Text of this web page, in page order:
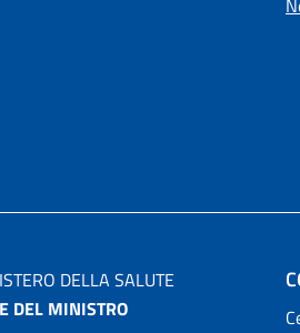
DELLA SALUTE
DEL MINISTRO